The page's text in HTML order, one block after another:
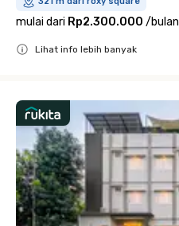
mulai dari Rp2.300.000 /bulan
Lihat info lebih banyak